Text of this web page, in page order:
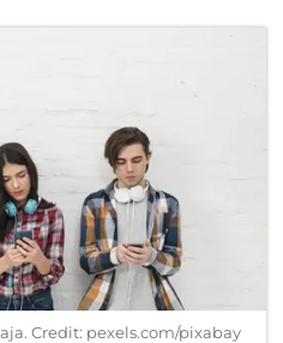
Credit: pexels.com/pixabay